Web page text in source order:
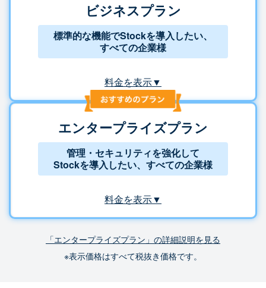
ビジネスプラン
標準的な機能でStockを導入したい、
すべての企業様
料金を表示▼
エンタープライズプラン
管理・セキュリティを強化して
Stockを導入したい、すべての企業様
料金を表示▼
「エンタープライズプラン」の詳細説明を見る
※表示価格はすべて税抜き価格です。